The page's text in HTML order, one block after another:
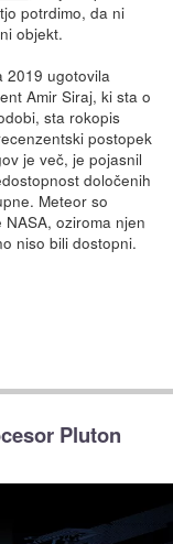
potrdimo, da ni
objekt.
2019 ugotovila
Amir Siraj, ki sta o
sta rokopis
postopek
je več, je pojasnil
določenih
Meteor so
oziroma njen
niso bili dostopni.
Pluton